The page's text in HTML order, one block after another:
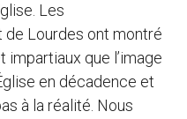
Les
Lourdes ont montré
que l’image
en décadence et
à la réalité. Nous